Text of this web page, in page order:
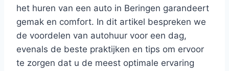
het huren van een auto in Beringen garandeert
gemak en comfort. In dit artikel bespreken we
de voordelen van autohuur voor een dag,
evenals de beste praktijken en tips om ervoor
te zorgen dat u de meest optimale ervaring